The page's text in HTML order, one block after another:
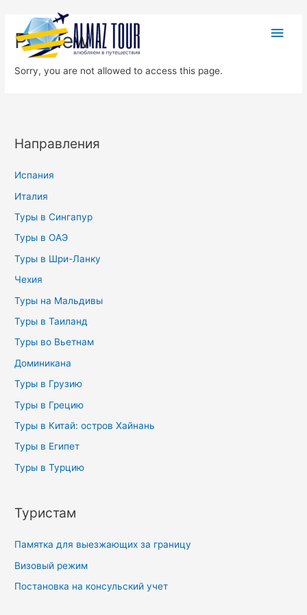
Preview
Sorry, you are not allowed to access this page.
Направления
Испания
Италия
Туры в Сингапур
Туры в ОАЭ
Туры в Шри-Ланку
Чехия
Туры на Мальдивы
Туры в Таиланд
Туры во Вьетнам
Доминикана
Туры в Грузию
Туры в Грецию
Туры в Китай: остров Хайнань
Туры в Египет
Туры в Турцию
Туристам
Памятка для выезжающих за границу
Визовый режим
Постановка на консульский учет